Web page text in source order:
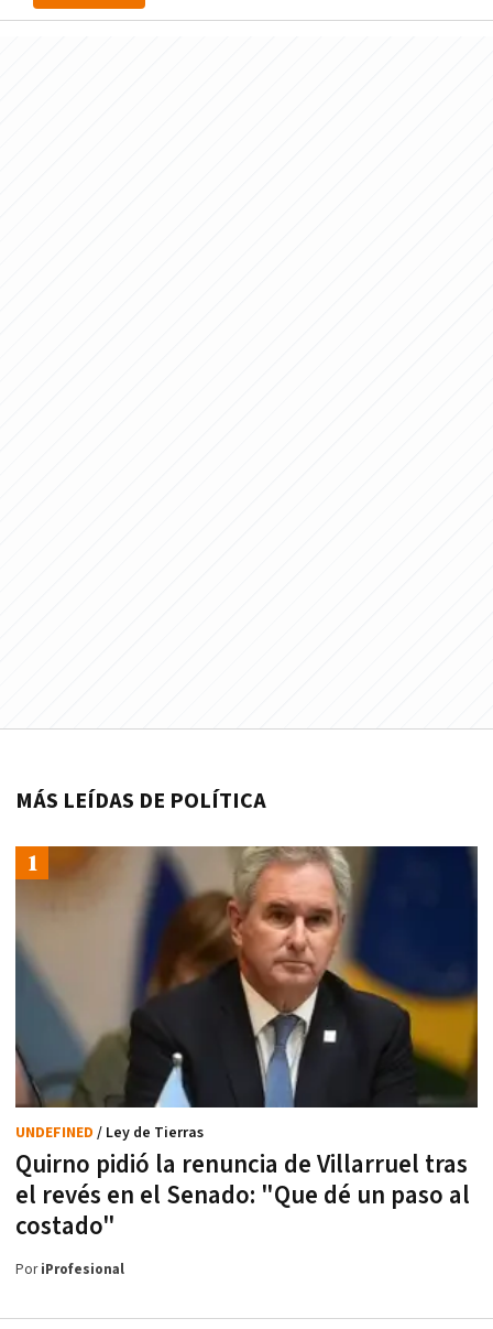
MÁS LEÍDAS DE POLÍTICA
Quirno pidió la renuncia de Villarruel tras
el revés en el Senado: "Que dé un paso al
costado"
UNDEFINED / Ley de Tierras
PoriProfesional